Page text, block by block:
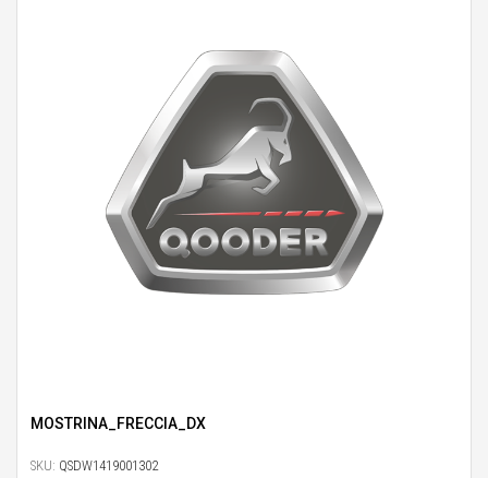
MOSTRINA_FRECCIA_DX
SKU: QSDW1419001302